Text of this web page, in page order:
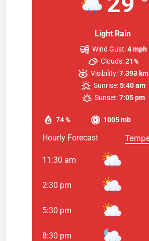
Light Rain
74 % 1005 mb
Wind Gust:4 mph
Clouds:21%
Visibility:7.393 km
Sunrise:5:40 am
Sunset: 7:05 pm
Hourly Forecast
11:30 am
2:30 pm
5:30 pm
8:30 pm